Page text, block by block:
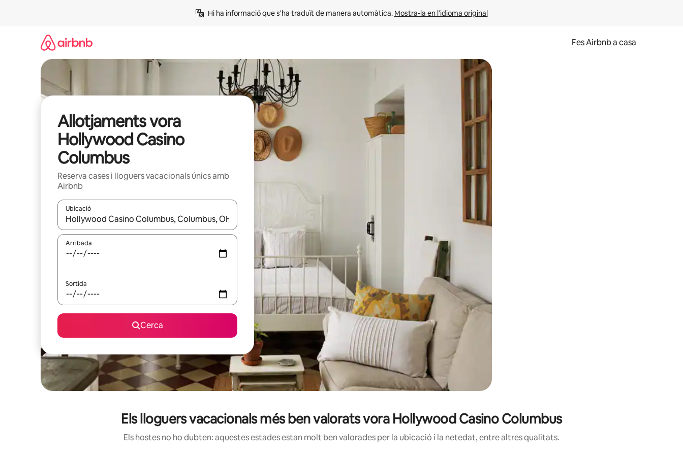
Hi ha informació que s'ha traduït de manera automàtica. Mostra-la en l'idioma original
Fes Airbnb a casa
Allotjaments vora
Hollywood Casino
Columbus
Reserva cases i lloguers vacacionals únics amb
Airbnb
Ubicació
Quan els resultats estiguin disponibles, podràs navegar-hi a través de les tecles de les fletxes (amunt i avall), o bé fent un toc a la pantalla o fent-hi lliscar el dit.
Arribada
Sortida
Cerca
Els lloguers vacacionals més ben valorats vora Hollywood Casino Columbus
Els hostes no ho dubten: aquestes estades estan molt ben valorades per la ubicació i la netedat, entre altres qualitats.